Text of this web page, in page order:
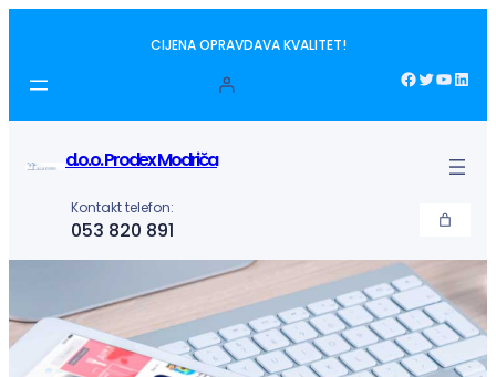
sadržaj
CIJENA OPRAVDAVA KVALITET!
Facebook Twitter YouTube LinkedIn
d.o.o. Prodex Modriča
Kontakt telefon:
053 820 891